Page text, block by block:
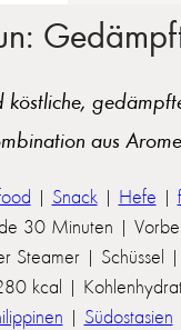
köstliche,
aus
| Snack| Hefe |
30 Minuten |
Steamer |
kcal |
| Südostasien